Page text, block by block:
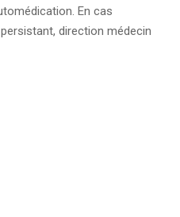
En cas
direction médecin